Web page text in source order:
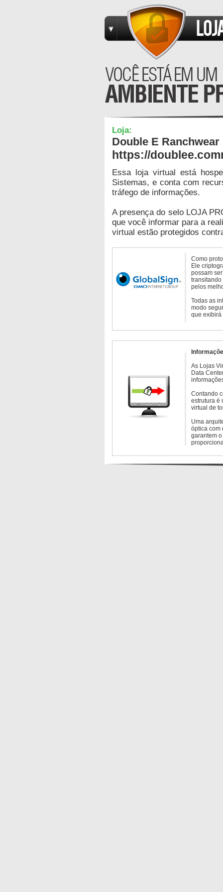
Loja:
Double E Ranchwear
https://
Essa loja virtual está
Sistemas, e conta com
tráfego de informações.
A presença do selo LOJA
que você informar para a
virtual estão protegidos
Como
Ele
possam
transitando
pelos
Todas as
modo
que exibirá
As Lojas
Data
Contando
estrutura é
virtual de
Uma
óptica com
garantem